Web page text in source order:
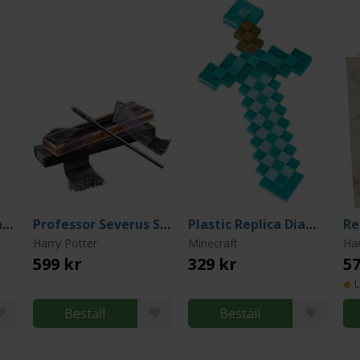
Ginny Weasley Wand Blister Professor Severus Snape Boxed Replica Wand (Ollivander Edition)
Harry Potter
599 kr
Beställ
Plastic Replica Diamond Sword 51 cm
Minecraft
329 kr
Beställ